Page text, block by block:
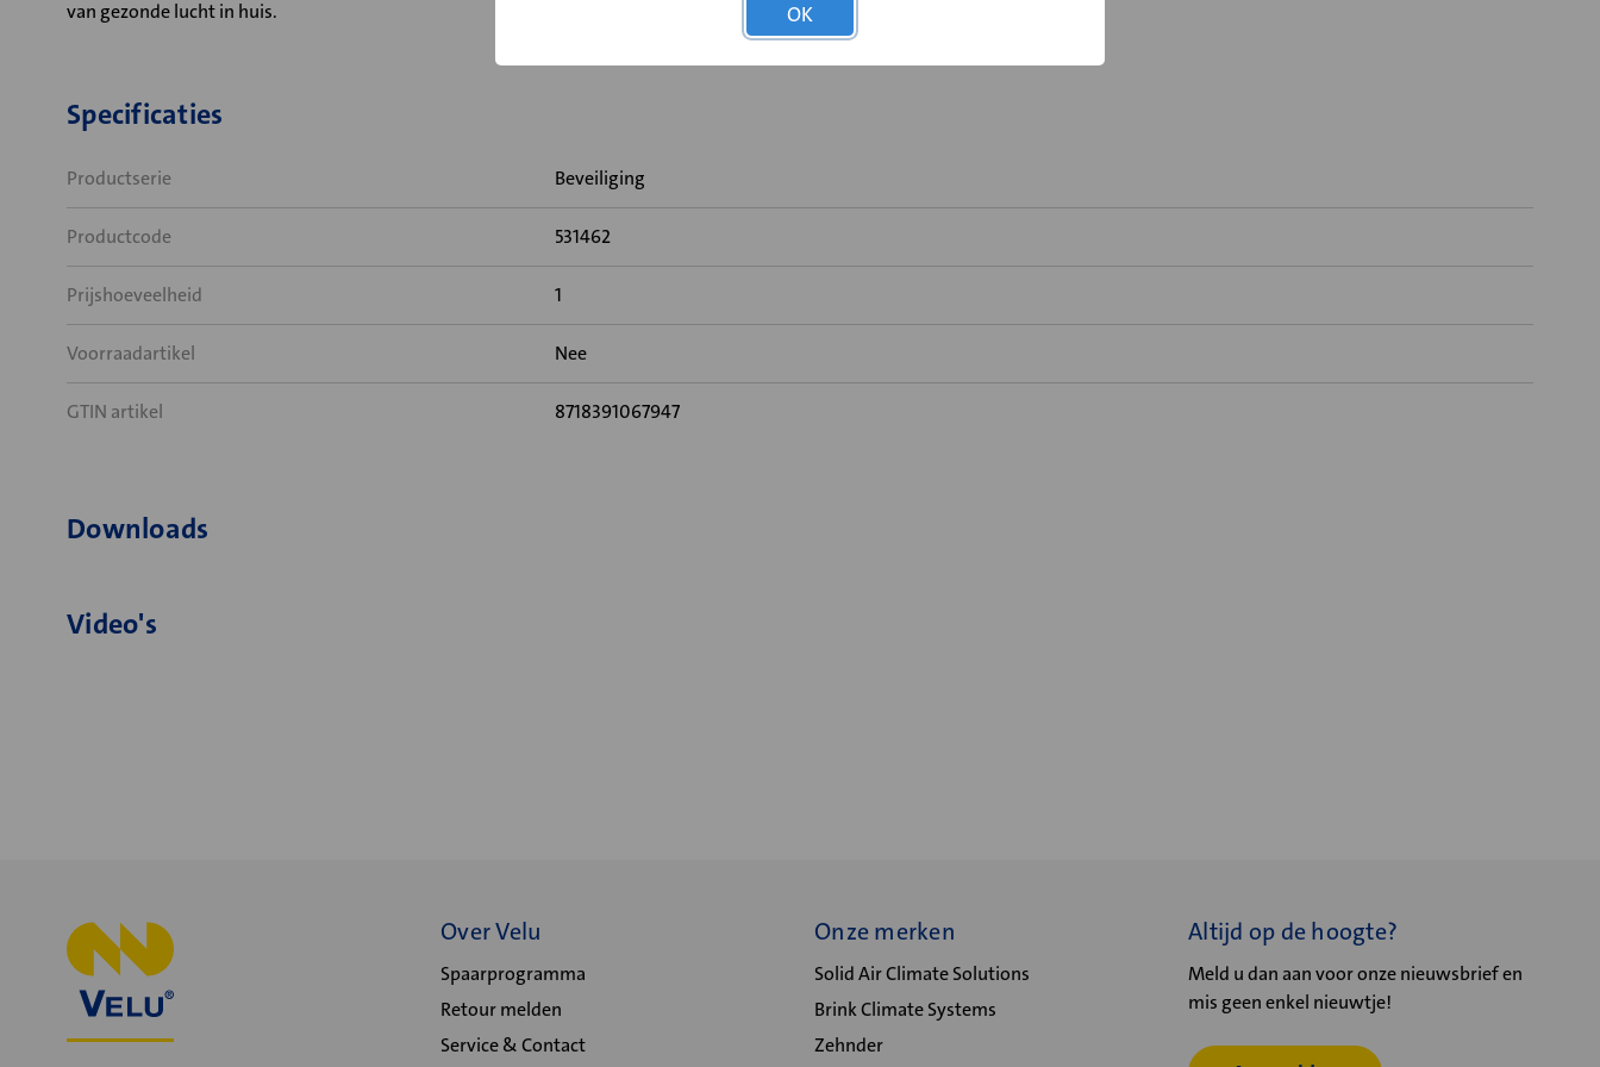
van gezonde lucht in huis.
Specificaties
Productserie Beveiliging
Productcode 531462
Prijshoeveelheid 1
Voorraadartikel Nee
GTIN artikel 8718391067947
Downloads
Video's
Over Velu
Spaarprogramma
Retour melden
Service & Contact
Onze merken
Solid Air Climate Solutions
Brink Climate Systems
Zehnder
Altijd op de hoogte?
Meld u dan aan voor onze nieuwsbrief en
mis geen enkel nieuwtje!
OK